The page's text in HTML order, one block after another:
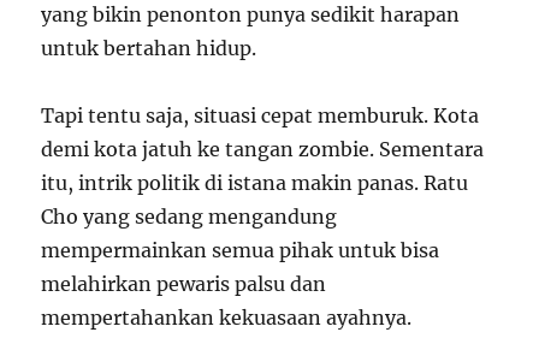
yang bikin penonton punya sedikit harapan
untuk bertahan hidup.
Tapi tentu saja, situasi cepat memburuk. Kota
demi kota jatuh ke tangan zombie. Sementara
itu, intrik politik di istana makin panas. Ratu
Cho yang sedang mengandung
mempermainkan semua pihak untuk bisa
melahirkan pewaris palsu dan
mempertahankan kekuasaan ayahnya.